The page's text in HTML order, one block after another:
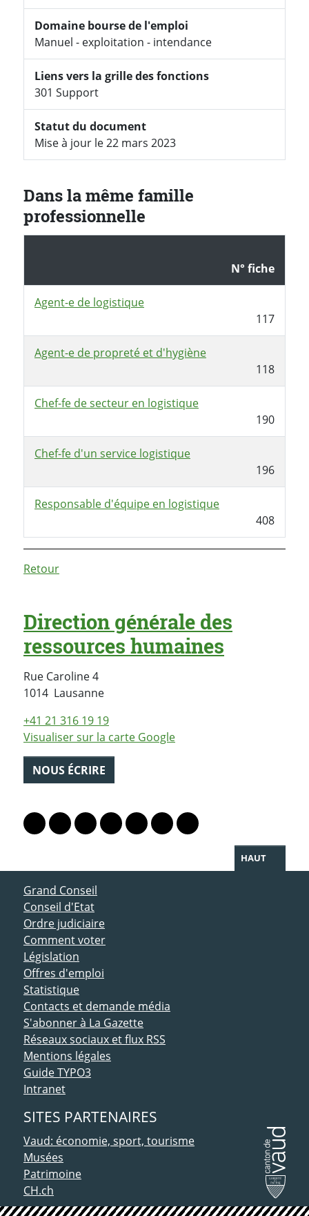
Domaine bourse de l'emploi
Manuel - exploitation - intendance
Liens vers la grille des fonctions
301 Support
Statut du document
Mise à jour le 22 mars 2023
Dans la même famille
professionnelle
N° fiche
Agent-e de logistique
117
Agent-e de propreté et d'hygiène
118
Chef-fe de secteur en logistique
190
Chef-fe d'un service logistique
196
Responsable d'équipe en logistique
408
Retour
Direction générale des
ressources humaines
Rue Caroline 4
1014 LausanneSuisse
+41 21 316 19 19
Visualiser sur la carte Google
NOUS ÉCRIRE
Lien vers le profil Mastodon
Lien vers le profil Bluesky
Lien vers le profil Instagram
Lien vers le profil Linkedin
Lien vers le profil Facebook
Lien vers le profil Twitter
Partager par WhatsApp
HAUT
ACCÈS DIRECT
Grand Conseil
Conseil d'Etat
Ordre judiciaire
Comment voter
Législation
Offres d'emploi
Statistique
Contacts et demande média
S'abonner à La Gazette
Réseaux sociaux et flux RSS
Mentions légales
Guide TYPO3
Intranet
SITES PARTENAIRES
Vaud: économie, sport, tourisme
Musées
Patrimoine
CH.ch